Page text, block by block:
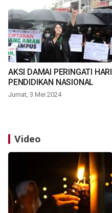
AKSI DAMAI PERINGATI HARI
PENDIDIKAN NASIONAL
Jumat, 3 Mei 2024
Video